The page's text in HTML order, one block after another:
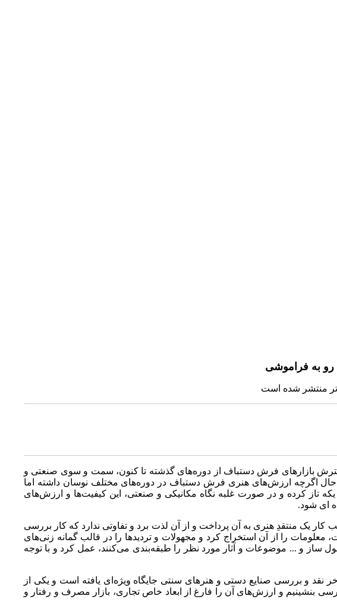
رو به فراموشی
منتشر شده است
بازارهای فرش دستباف از دوره‌های گذشته تا کنون، سمت و سوی صنعتی و
اگرچه ارزش‌های هنری فرش دستباف در دوره‌های مختلف نوسان داشته اما
تاز کرده و در صورت غلبه نگاه مکانیکی و صنعتی، این کیفیت‌ها و ارزش‌های
ای شود.
یک منتقدِ هنری به آن پرداخت و از آن لذت برد و تفاوتی ندارد که کار بررسی
را از آن استخراج کرد و مجهولات و تردیدها را در قالب گمانه زنی‌های
ساز و ... موضوعات و آثار مورد نظر را طبقه‌بندی می‌کنند، عمل کرد و با توجه
و بررسی صنایع دستی و هنرهای سنتی جایگاه ویژه‌ای یافته است و یکی از
بنشینیم و ارز‌ش‌های آن را فارغ از ابعاد خاص تجاری، بازار مصرف و رفتار و